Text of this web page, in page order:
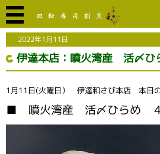
2022年1月11日
伊達本店：噴火湾産 活〆
1月11日(火曜日） 伊達和さび本店 本日
■ 噴火湾産 活〆ひらめ